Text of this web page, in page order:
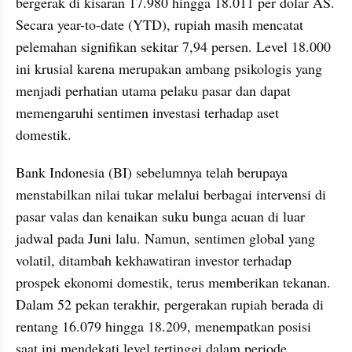
Secara year-to-date (YTD), rupiah masih mencatat
pelemahan signifikan sekitar 7,94 persen. Level 18.000
ini krusial karena merupakan ambang psikologis yang
menjadi perhatian utama pelaku pasar dan dapat
memengaruhi sentimen investasi terhadap aset
domestik.
Bank Indonesia (BI) sebelumnya telah berupaya
menstabilkan nilai tukar melalui berbagai intervensi di
pasar valas dan kenaikan suku bunga acuan di luar
jadwal pada Juni lalu. Namun, sentimen global yang
volatil, ditambah kekhawatiran investor terhadap
prospek ekonomi domestik, terus memberikan tekanan.
Dalam 52 pekan terakhir, pergerakan rupiah berada di
rentang 16.079 hingga 18.209, menempatkan posisi
saat ini mendekati level tertinggi dalam periode